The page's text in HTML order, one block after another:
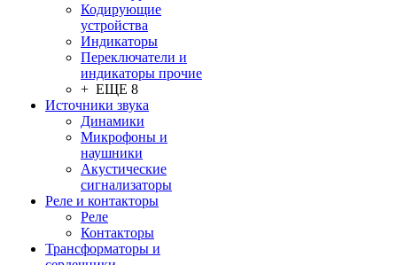
Кодирующие
устройства
Индикаторы
Переключатели и
индикаторы прочие
+ ЕЩЕ 8
Источники звука
Динамики
Микрофоны и
наушники
Акустические
сигнализаторы
Реле и контакторы
Реле
Контакторы
Трансформаторы и